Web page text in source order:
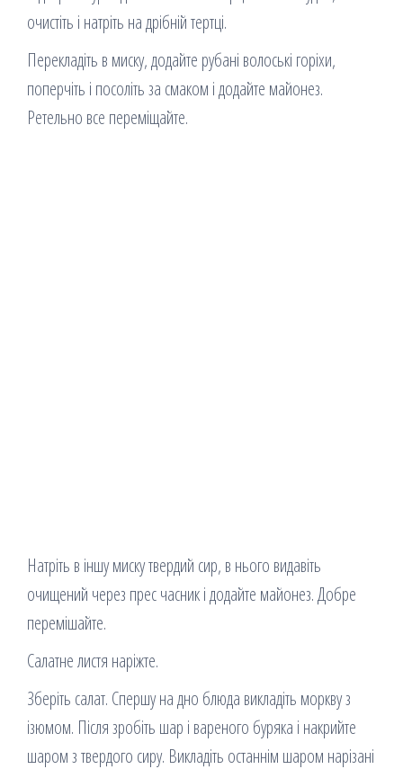
очистіть і натріть на дрібній тертці.
Перекладіть в миску, додайте рубані волоські горіхи,
поперчіть і посоліть за смаком і додайте майонез.
Ретельно все переміщайте.
Натріть в іншу миску твердий сир, в нього видавіть
очищений через прес часник і додайте майонез. Добре
перемішайте.
Салатне листя наріжте.
Зберіть салат. Спершу на дно блюда викладіть моркву з
ізюмом. Після зробіть шар і вареного буряка і накрийте
шаром з твердого сиру. Викладіть останнім шаром нарізані